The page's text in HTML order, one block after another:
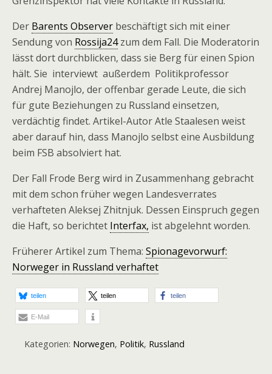
Der Barents Observer beschäftigt sich mit einer
Sendung von Rossija24zum dem Fall. Die Moderatorin
lässt dort durchblicken, dass sie Berg für einen Spion
hält. Sie interviewt außerdem Politikprofessor
Andrej Manojlo, der offenbar gerade Leute, die sich
für gute Beziehungen zu Russland einsetzen,
verdächtig findet. Artikel-Autor Atle Staalesen weist
aber darauf hin, dass Manojlo selbst eine Ausbildung
beim FSB absolviert hat.
Der Fall Frode Berg wird in Zusammenhang gebracht
mit dem schon früher wegen Landesverrates
verhafteten Aleksej Zhitnjuk. Dessen Einspruch gegen
die Haft, so berichtet Interfax, ist abgelehnt worden.
Früherer Artikel zum Thema: Spionagevorwurf:
Norweger in Russland verhaftet
teilen teilen teilen
E-Mail
Kategorien: Norwegen, Politik, Russland